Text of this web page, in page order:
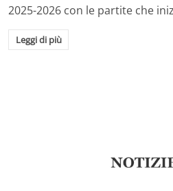
2025-2026 con le partite che
Leggi di più